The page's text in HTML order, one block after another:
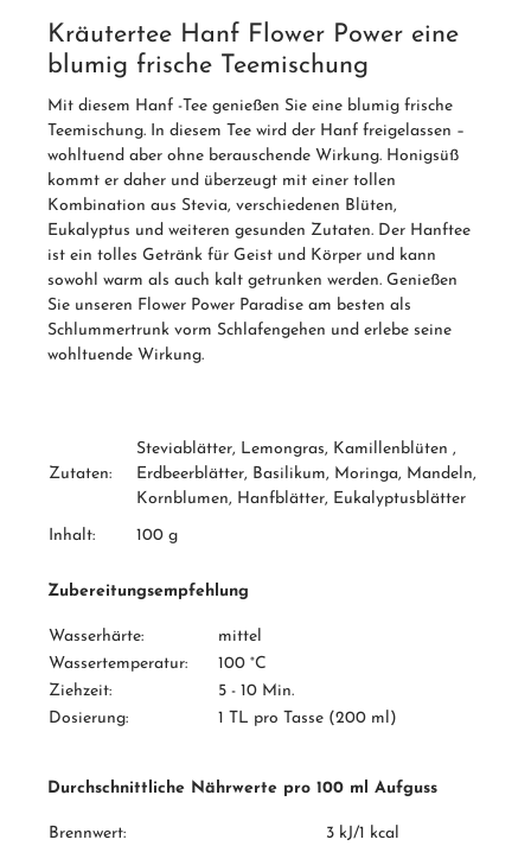
Kräutertee Hanf Flower Power eine
blumig frische Teemischung
Mit diesem Hanf -Tee genießen Sie eine blumig frische
Teemischung. In diesem Tee wird der Hanf freigelassen –
wohltuend aber ohne berauschende Wirkung. Honigsüß
kommt er daher und überzeugt mit einer tollen
Kombination aus Stevia, verschiedenen Blüten,
Eukalyptus und weiteren gesunden Zutaten. Der Hanftee
ist ein tolles Getränk für Geist und Körper und kann
sowohl warm als auch kalt getrunken werden. Genießen
Sie unseren Flower Power Paradise am besten als
Schlummertrunk vorm Schlafengehen und erlebe seine
wohltuende Wirkung.
Zutaten:
Steviablätter, Lemongras, Kamillenblüten ,
Erdbeerblätter, Basilikum, Moringa, Mandeln,
Kornblumen, Hanfblätter, Eukalyptusblätter
Inhalt: 100 g
Zubereitungsempfehlung
Wasserhärte:
mittel
Wassertemperatur:
100 °C
Ziehzeit:
5 - 10 Min.
Dosierung:
1 TL pro Tasse (200 ml)
Durchschnittliche Nährwerte pro 100 ml Aufguss
Brennwert: 3 kJ/1 kcal